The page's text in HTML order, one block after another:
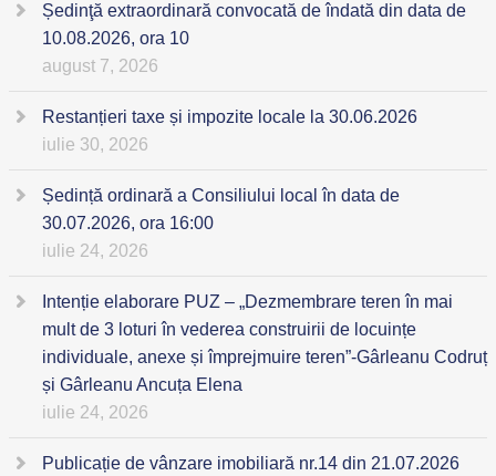
Ședinţă extraordinară convocată de îndată din data de
10.08.2026, ora 10
august 7, 2026
Restanțieri taxe și impozite locale la 30.06.2026
iulie 30, 2026
Ședință ordinară a Consiliului local în data de
30.07.2026, ora 16:00
iulie 24, 2026
Intenție elaborare PUZ – „Dezmembrare teren în mai
mult de 3 loturi în vederea construirii de locuințe
individuale, anexe și împrejmuire teren”-Gârleanu Codruț
și Gârleanu Ancuța Elena
iulie 24, 2026
Publicație de vânzare imobiliară nr.14 din 21.07.2026